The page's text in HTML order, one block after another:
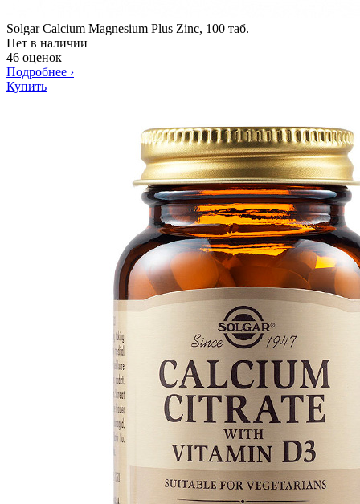
Solgar Calcium Magnesium Plus Zinc, 100 таб.
Нет в наличии
46 оценок
Подробнее ›
Купить